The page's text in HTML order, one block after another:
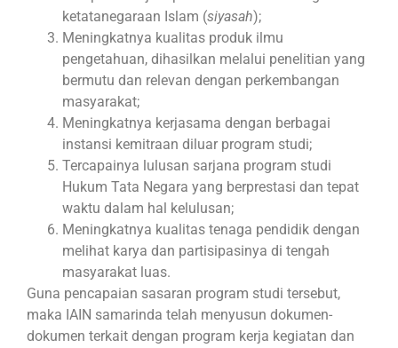
ketatanegaraan Islam (siyasah);
Meningkatnya kualitas produk ilmu
pengetahuan, dihasilkan melalui penelitian yang
bermutu dan relevan dengan perkembangan
masyarakat;
Meningkatnya kerjasama dengan berbagai
instansi kemitraan diluar program studi;
Tercapainya lulusan sarjana program studi
Hukum Tata Negara yang berprestasi dan tepat
waktu dalam hal kelulusan;
Meningkatnya kualitas tenaga pendidik dengan
melihat karya dan partisipasinya di tengah
masyarakat luas.
Guna pencapaian sasaran program studi tersebut,
maka IAIN samarinda telah menyusun dokumen-
dokumen terkait dengan program kerja kegiatan dan